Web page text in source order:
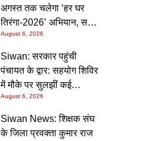
अगस्त तक चलेगा ‘हर घर
तिरंगा-2026’ अभियान, सभी
स्कूलों को दिए गए विस्तृत
निर्देश
August 6, 2026
Siwan: सरकार पहुंची
पंचायत के द्वार: सहयोग शिविर
में मौके पर सुलझीं कई
समस्याएं, 30 दिन में समाधान
की गारंटी
August 6, 2026
Siwan News: शिक्षक संघ
के जिला प्रवक्ता कुमार राज